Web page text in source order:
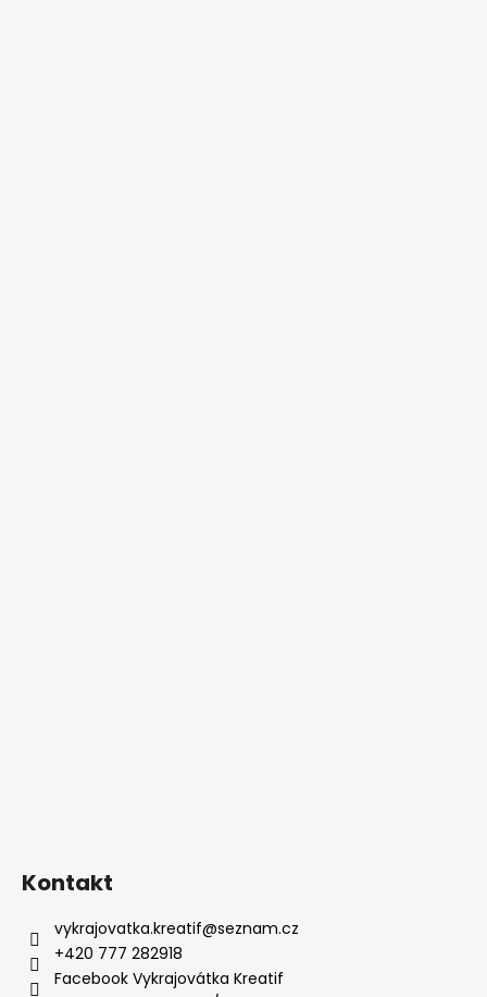
Kontakt
vykrajovatka.kreatif@seznam.cz
+420 777 282918
Facebook Vykrajovátka Kreatif